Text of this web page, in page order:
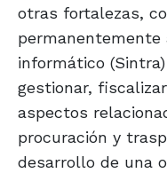
otras fortalezas,
informático
gestionar,
aspectos
procuración y
desarrollo de una